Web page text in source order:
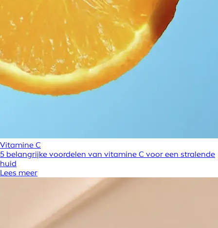
Vitamine C
5 belangrijke voordelen van vitamine C voor een stralende
huid
Lees meer